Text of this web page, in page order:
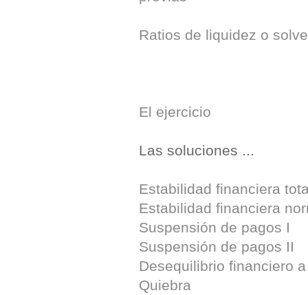
Ratios de liquidez o
El ejercicio
Las soluciones ...
Estabilidad financiera
Estabilidad financiera
Suspensión de pagos I
Suspensión de pagos II
Desequilibrio financiero
Quiebra